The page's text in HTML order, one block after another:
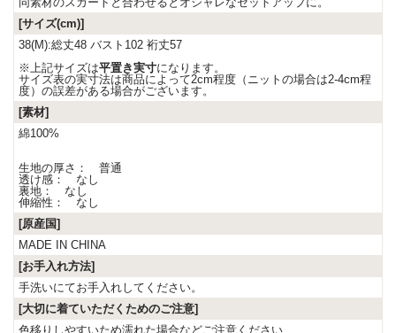
[サイズ(cm)]
38(M):総丈48 バスト102 裄丈57
※上記サイズは平置き実寸になります。
サイズ表の実寸法は商品によって2cm程度（ニットの場合は2-4cm程
度）の誤差がある場合がございます。
[素材]
綿100%
生地の厚さ： 普通
透け感： なし
裏地： なし
伸縮性： なし
[原産国]
MADE IN CHINA
[お手入れ方法]
手洗いにてお手入れしてください。
[大切に着ていただくためのご注意]
色移りしやすいため濡れた場合などご注意ください